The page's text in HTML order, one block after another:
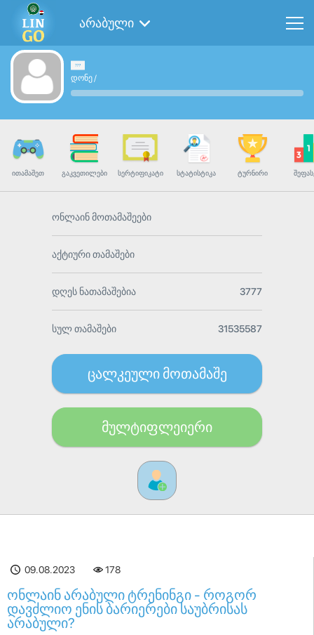
არაბული
დონე/
ᲘᲗᲐᲛᲐᲨᲔᲗ ᲒᲐᲙᲕᲔᲗᲘᲚᲔᲑᲘ ᲡᲔᲠᲢᲘᲤᲘᲙᲐᲢᲘ ᲡᲢᲐᲢᲘᲡᲢᲘᲙᲐ ᲢᲣᲠᲜᲘᲠᲘ
ონლაინ მოთამაშეები
აქტიური თამაშები
დღეს ნათამაშებია 3777
სულ თამაშები 31535587
ცალკეული მოთამაშე
მულტიფლეიერი
09.08.2023 178
ონლაინ არაბული ტრენინგი - როგორ
დავძლიო ენის ბარიერები საუბრისას
არაბული?